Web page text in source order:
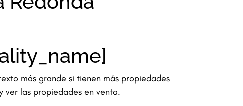
más grande si tienen más propiedades
ver las propiedades en venta.